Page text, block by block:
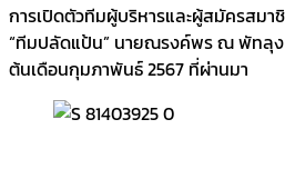
การเปิดตัวทีมผู้บริหารและผู้สมัครสม
“ทีมปลัดแป้น” นายณรงค์พร ณ พัทลุ
ต้นเดือนกุมภาพันธ์ 2567 ที่ผ่านมา